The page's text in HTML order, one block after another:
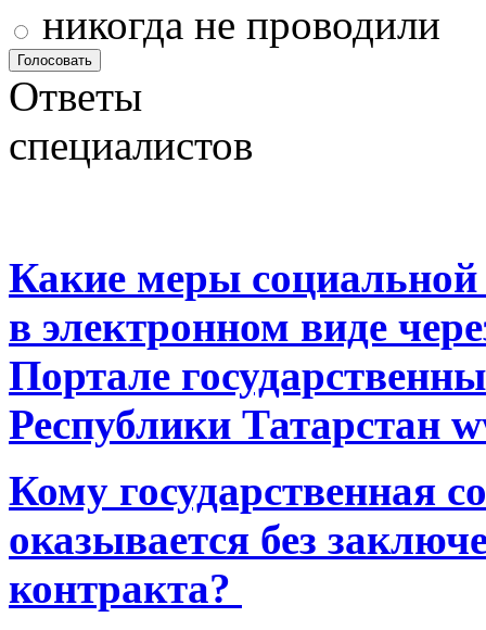
никогда не проводили
Ответы
специалистов
Какие меры
в электронном виде
Портале
Республики Татарстан
Кому государственная
оказывается без
контракта?